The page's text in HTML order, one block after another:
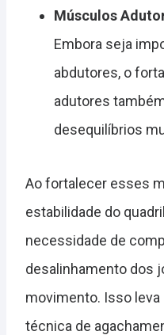
Músculos
Embora seja
abdutores, o
adutores
desequilíbrios
Ao fortalecer esses
estabilidade do
necessidade de
desalinhamento dos
movimento. Isso
técnica de